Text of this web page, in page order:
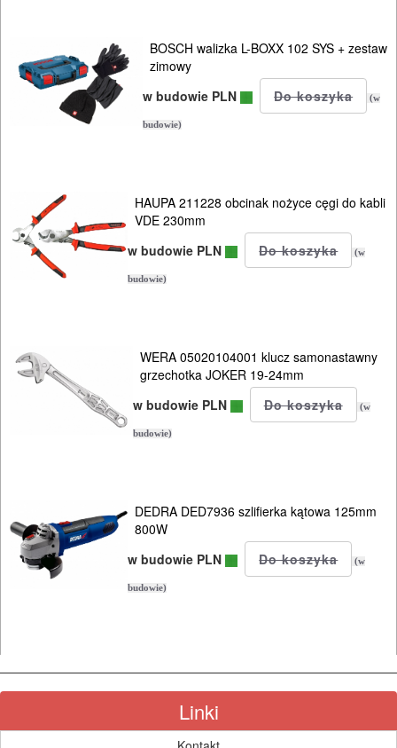
BOSCH walizka L-BOXX 102 SYS + zestaw
zimowy
w budowie PLN
(w
budowie)
HAUPA 211228 obcinak nożyce cęgi do kabli
VDE 230mm
w budowie PLN
(w
budowie)
WERA 05020104001 klucz samonastawny
grzechotka JOKER 19-24mm
w budowie PLN
(w
budowie)
DEDRA DED7936 szlifierka kątowa 125mm
800W
w budowie PLN
(w
budowie)
Linki